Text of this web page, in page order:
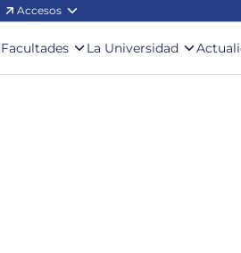
Accesos
Facultades La Universidad